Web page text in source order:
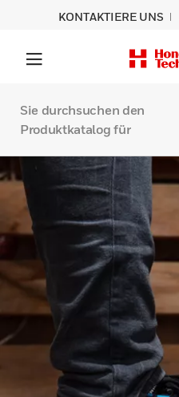
KONTAKTIERE UNS
Sie durchsuchen den
Produktkatalog für